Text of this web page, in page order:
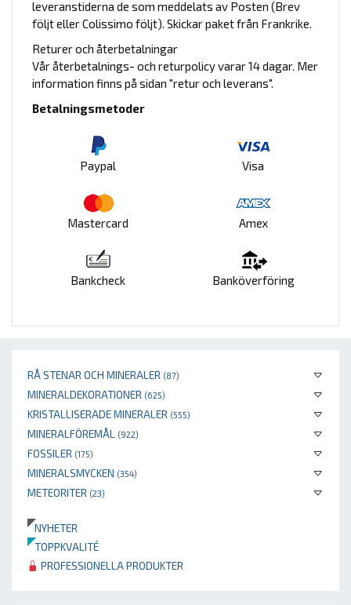
RÅ STENAR OCH MINERALER (87)
MINERALDEKORATIONER (625)
KRISTALLISERADE MINERALER (555)
MINERALFÖREMÅL (922)
FOSSILER (175)
MINERALSMYCKEN (354)
METEORITER (23)
NYHETER
TOPPKVALITÉ
PROFESSIONELLA PRODUKTER
leveranstiderna de som meddelats av Posten (Brev
följt eller Colissimo följt). Skickar paket från Frankrike.
Returer och återbetalningar
Vår återbetalnings- och returpolicy varar 14 dagar. Mer
information finns på sidan "retur och leverans".
Betalningsmetoder
Paypal Visa
Mastercard Amex
Bankcheck Banköverföring